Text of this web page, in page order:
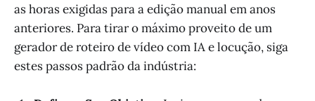
as horas exigidas para a edição manual em anos
anteriores. Para tirar o máximo proveito de um
gerador de roteiro de vídeo com IA e locução, siga
estes passos padrão da indústria: